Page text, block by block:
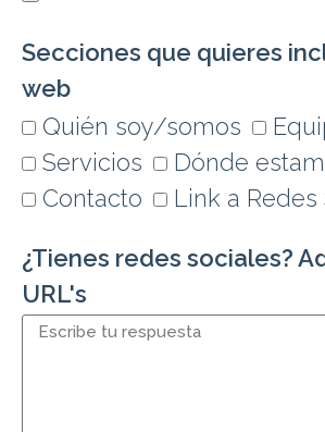
Secciones que quieres
web
Quién soy/somos
Servicios
Dónde
Contacto
Link a Redes
¿Tienes redes sociales?
URL's